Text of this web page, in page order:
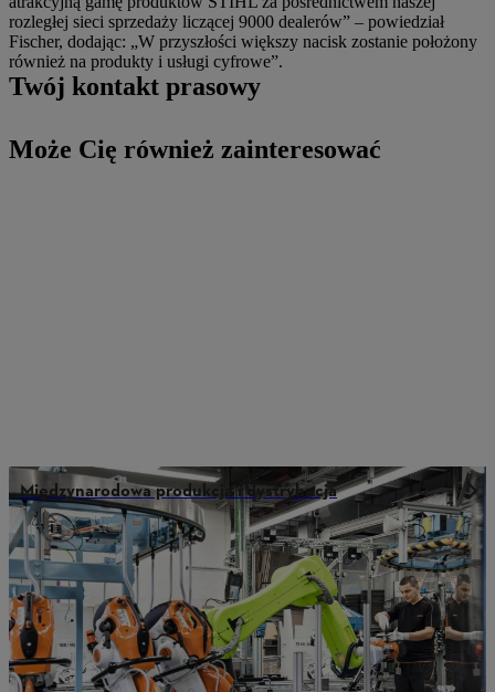
rozległej sieci sprzedaży liczącej 9000 dealerów” – powiedział
Fischer, dodając: „W przyszłości większy nacisk zostanie położony
również na produkty i usługi cyfrowe”.
Twój kontakt prasowy
Może Cię również zainteresować
Międzynarodowa produkcja i dystrybucja